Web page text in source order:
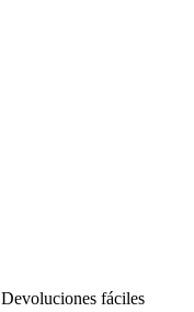
Devoluciones fáciles